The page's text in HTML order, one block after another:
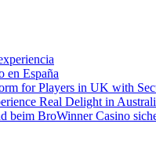
en España
for Players in UK with
Real Delight in
beim BroWinner Casino